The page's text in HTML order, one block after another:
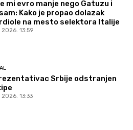
mi evro manje nego Gatuzu i
Kako je propao dolazak
na mesto selektora Italije
2026. 13:59
Srbije odstranjen
2026. 13:33